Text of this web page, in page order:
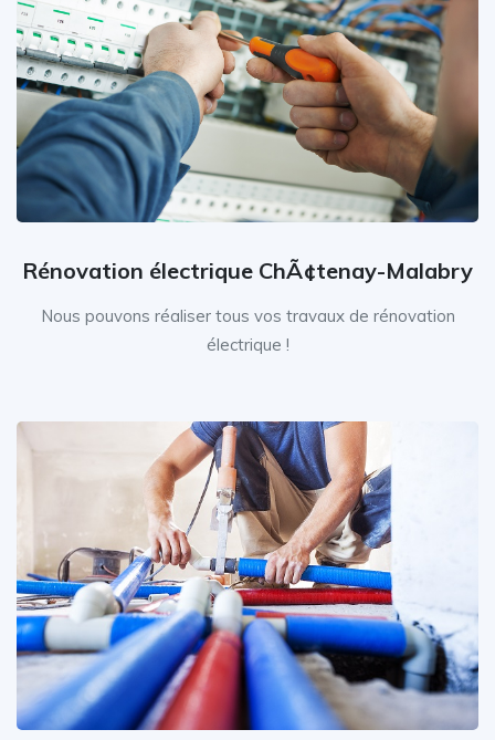
Rénovation électrique ChÃ¢tenay-Malabry
Nous pouvons réaliser tous vos travaux de rénovation
électrique !